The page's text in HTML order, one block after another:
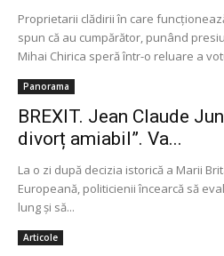
Proprietarii clădirii în care
spun că au cumpărător, punând
Mihai Chirica speră într-o reluare a
Panorama
BREXIT. Jean Claude
divorț amiabil”. Va...
La o zi după decizia istorică a Marii
Europeană, politicienii încearcă să
lung şi să...
Articole